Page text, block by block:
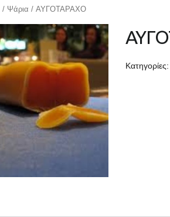
/ Ψάρια / ΑΥΓΟΤΑΡΑΧΟ